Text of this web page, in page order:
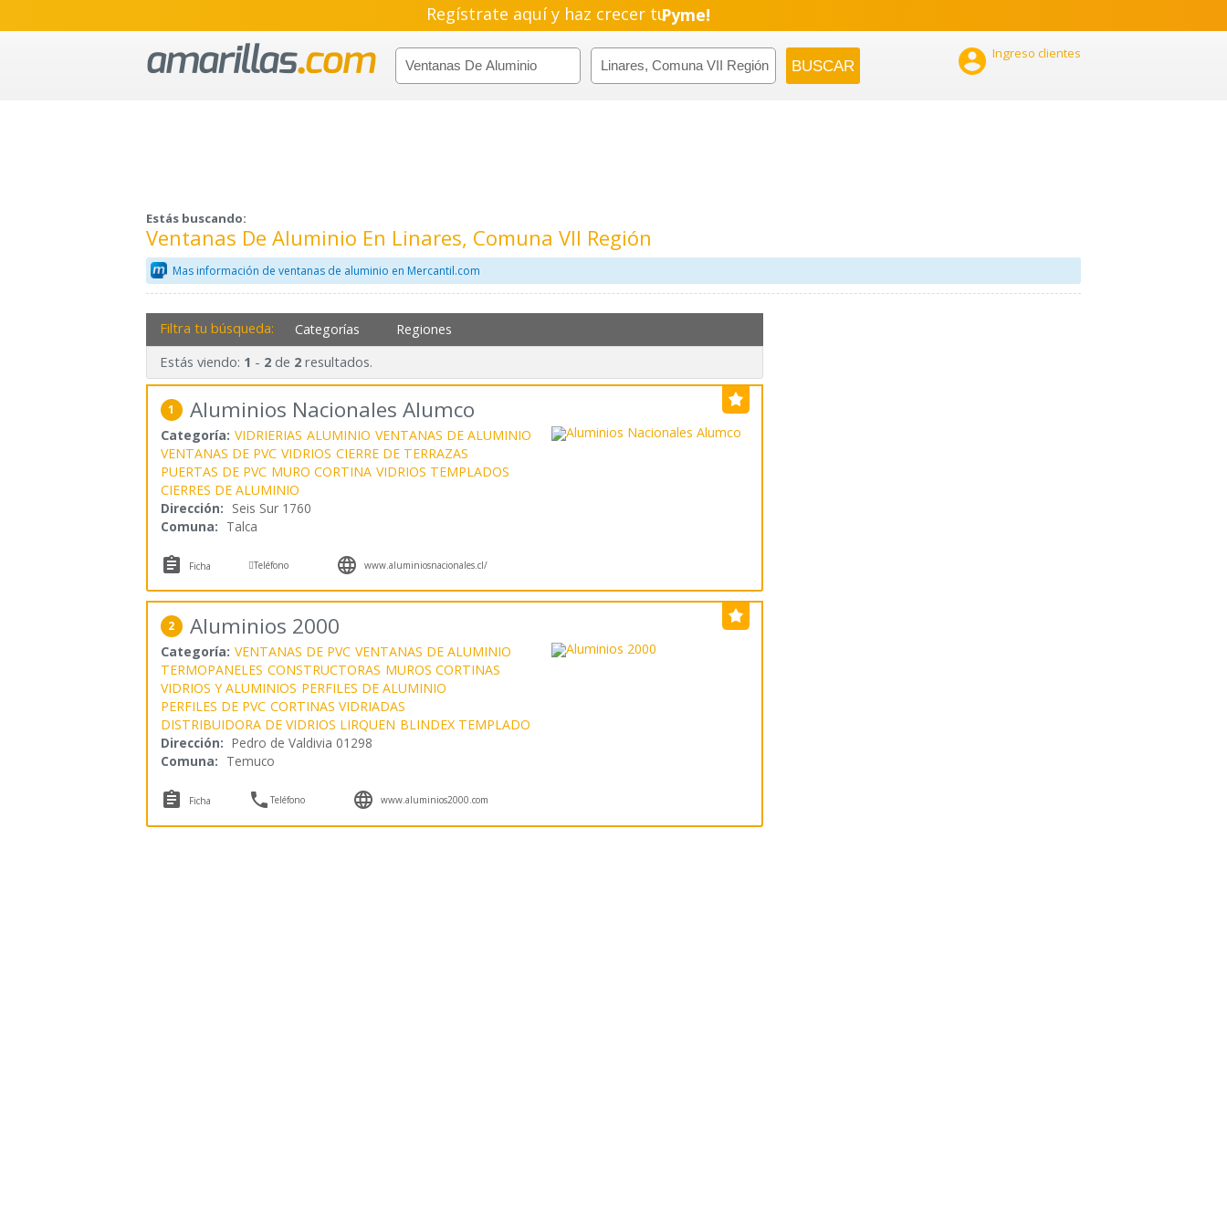
Regístrate aquí y haz crecer tuPyme!
Emprendimiento!
 Ingreso clientes
Estás buscando:
Ventanas De Aluminio En Linares, Comuna VII Región
Mas información de ventanas de aluminio en Mercantil.com
Filtra tu búsqueda: Categorías Regiones
Estás viendo: 1 - 2de 2resultados.
1 Aluminios Nacionales Alumco
Categoría: VIDRIERIAS ALUMINIO VENTANAS DE ALUMINIO
VENTANAS DE PVC VIDRIOS CIERRE DE TERRAZAS
PUERTAS DE PVC MURO CORTINA VIDRIOS TEMPLADOS
CIERRES DE ALUMINIO
Dirección: Seis Sur 1760
Comuna: Talca
 Ficha Teléfono  www.aluminiosnacionales.cl/
2 Aluminios 2000
Categoría: VENTANAS DE PVC VENTANAS DE ALUMINIO
TERMOPANELES CONSTRUCTORAS MUROS CORTINAS
VIDRIOS Y ALUMINIOS PERFILES DE ALUMINIO
PERFILES DE PVC CORTINAS VIDRIADAS
DISTRIBUIDORA DE VIDRIOS LIRQUEN BLINDEX TEMPLADO
Dirección: Pedro de Valdivia 01298
Comuna: Temuco
 Ficha Teléfono  www.aluminios2000.com